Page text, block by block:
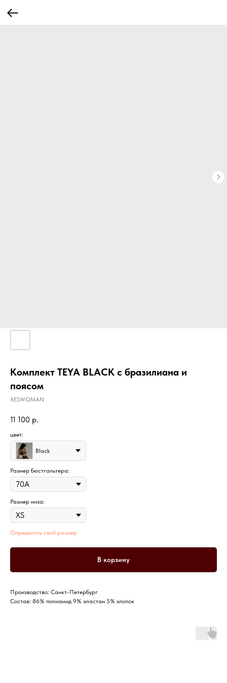
Комплект TEYA BLACK с бразилиана и
поясом
XESWOMAN
11 100 р.
цвет:
Black
Размер бюстгальтера:
Размер низа:
Определить свой размер
В корзину
Производство: Санкт-Петербург
Состав: 86% полиамид 9% эластан 5% хлопок